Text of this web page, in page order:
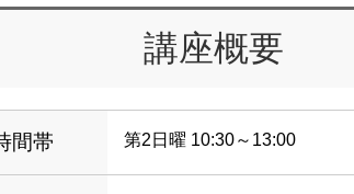
講座概要
間帯 第2日曜 10:30～13:00